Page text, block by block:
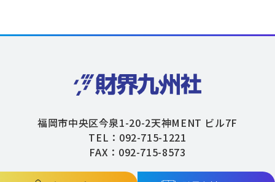
福岡市中央区今泉1-20-2天神MENT ビル7F
TEL：092-715-1221
FAX：092-715-8573